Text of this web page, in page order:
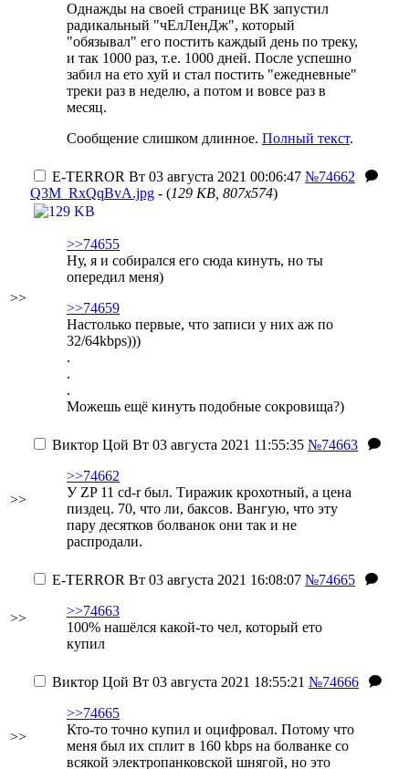
Однажды на своей странице ВК запустил
радикальный "чЕлЛенДж", который
"обязывал" его постить каждый день по треку,
и так 1000 раз, т.е. 1000 дней. После успешно
забил на ето хуй и стал постить "ежедневные"
треки раз в неделю, а потом и вовсе раз в
месяц.
Сообщение слишком длинное. Полный текст.
>>
E-TERROR Вт 03 августа 2021 00:06:47 №74662
Q3M_RxQqBvA.jpg - (129 KB, 807x574)
>>74655
Ну, я и собирался его сюда кинуть, но ты
опередил меня)
>>74659
Настолько первые, что записи у них аж по
32/64kbps)))
.
.
.
Можешь ещё кинуть подобные сокровища?)
>>
Виктор Цой Вт 03 августа 2021 11:55:35 №74663
>>74662
У ZP 11 cd-r был. Тиражик крохотный, а цена
пиздец. 70, что ли, баксов. Вангую, что эту
пару десятков болванок они так и не
распродали.
>>
E-TERROR Вт 03 августа 2021 16:08:07 №74665
>>74663
100% нашёлся какой-то чел, который ето
купил
>>
Виктор Цой Вт 03 августа 2021 18:55:21 №74666
>>74665
Кто-то точно купил и оцифровал. Потому что
меня был их сплит в 160 kbps на болванке со
всякой электропанковской шнягой, но это